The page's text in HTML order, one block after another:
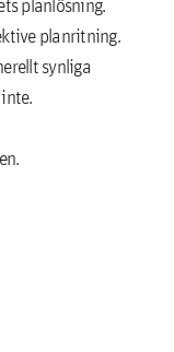
planritning.
synliga